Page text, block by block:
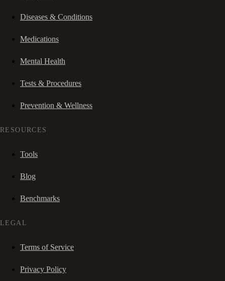
Diseases & Conditions
Medications
Mental Health
Tests & Procedures
Prevention & Wellness
RESOURCES
Tools
Blog
Benchmarks
LEGAL
Terms of Service
Privacy Policy